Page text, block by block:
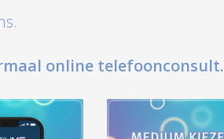
online telefoonconsult.